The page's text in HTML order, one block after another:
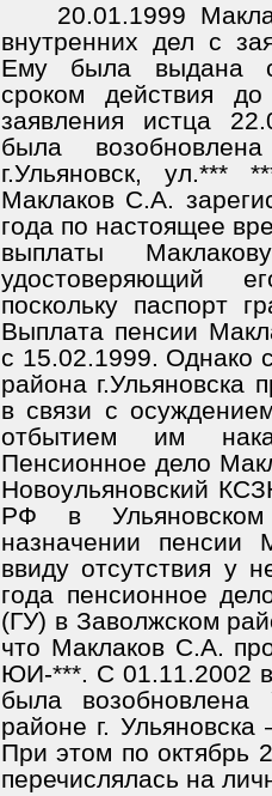
20.01.1999
внутренних дел с
Ему была выдана
сроком действия
заявления истца
была
г.Ульяновск, ул.***
Маклаков С.А.
года по настоящее
выплаты
удостоверяющий
поскольку паспорт
Выплата пенсии
с 15.02.1999. Однако
района г.Ульяновска
в связи с
отбытием им
Пенсионное дело
Новоульяновский
РФ в
назначении пенсии
ввиду отсутствия у
года пенсионное
(ГУ) в Заволжском
что Маклаков С.А.
ЮИ-***. С 01.11.2002
была
районе г.
При этом по октябрь
перечислялась на